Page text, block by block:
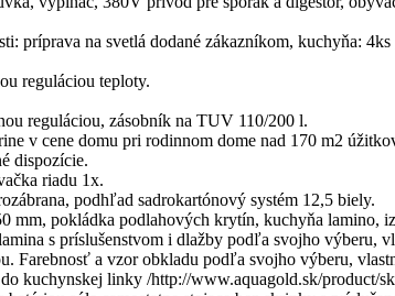
príprava na svetlá dodané zákazníkom, kuchyňa:
reguláciou teploty.
reguláciou, zásobník na TUV 110/200 l.
v cene domu pri rodinnom dome nad 170 m2
dispozície.
riadu 1x.
podhľad sadrokartónový systém 12,5 biely.
mm, pokládka podlahových krytín, kuchyňa lamino,
s príslušenstvom i dlažby podľa svojho výberu,
a vzor obkladu podľa svojho výberu,
kuchynskej linky /http://www.aquagold.sk/product/